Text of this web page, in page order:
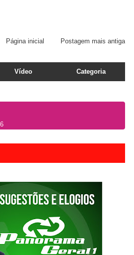
Postagem mais antiga
Página inicial
Vídeo Categoria